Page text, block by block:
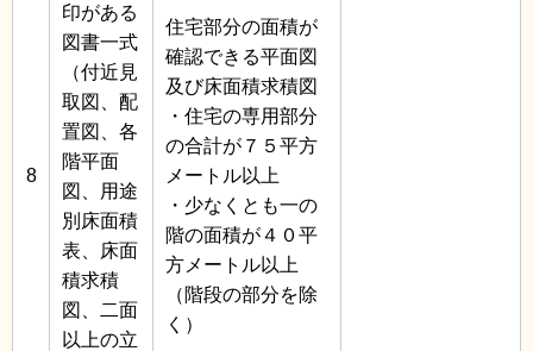
8
印がある
図書一式
（付近見
取図、配
置図、各
階平面
図、用途
別床面積
表、床面
積求積
図、二面
以上の立
住宅部分の面積が
確認できる平面図
及び床面積求積図
・住宅の専用部分
の合計が７５平方
メートル以上
・少なくとも一の
階の面積が４０平
方メートル以上
（階段の部分を除
く）